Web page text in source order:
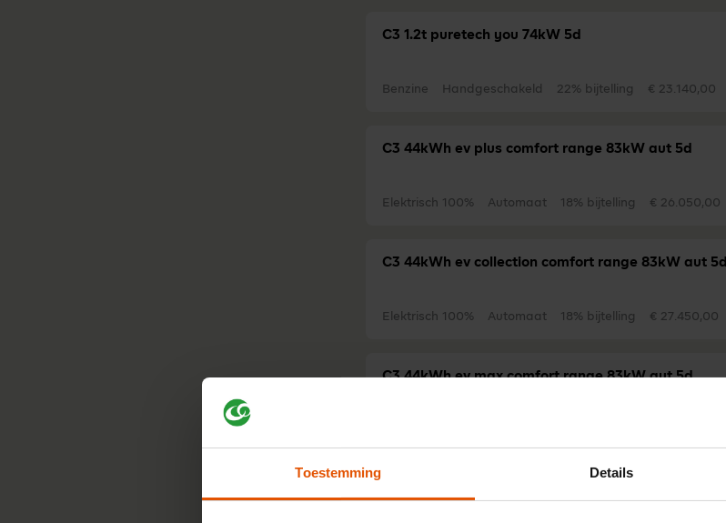
Toestemming Details
C3 1.2t puretech you 74kW 5d
Benzine Handgeschakeld 22% bijtelling € 23.140,00
C3 44kWh ev plus comfort range 83kW aut 5d
Elektrisch 100% Automaat 18% bijtelling € 26.050,00
C3 44kWh ev collection comfort range 83kW aut 5d
Elektrisch 100% Automaat 18% bijtelling € 27.450,00
C3 44kWh ev max comfort range 83kW aut 5d